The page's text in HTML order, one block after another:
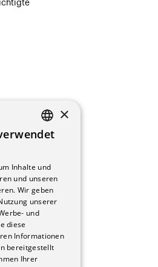
Geschäfte
FRENCH
×
Inhalte und
und unseren
Wir geben
unserer
und
diese
Informationen
bereitgestellt
Ihrer